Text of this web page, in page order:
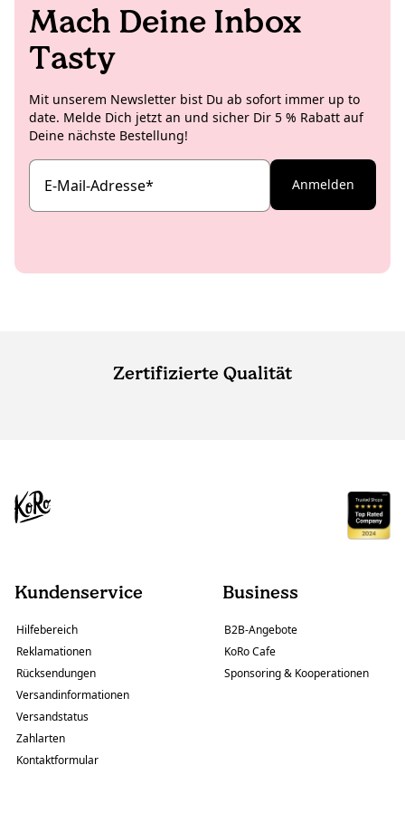
Mach Deine Inbox
Tasty
Mit unserem Newsletter bist Du ab sofort immer up to
date. Melde Dich jetzt an und sicher Dir 5 % Rabatt auf
Deine nächste Bestellung!
E-Mail-Adresse* Anmelden
Zertifizierte Qualität
Kundenservice
Hilfebereich
Reklamationen
Rücksendungen
Versandinformationen
Versandstatus
Zahlarten
Kontaktformular
Business
B2B-Angebote
KoRo Cafe
Sponsoring & Kooperationen